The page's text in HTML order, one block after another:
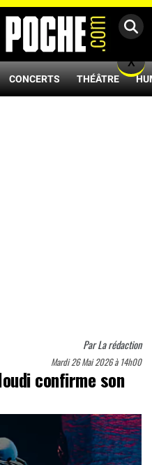
CONCERTS THÉÂTRE
ParLa rédaction
Mardi 26 Mai 2026 à 14h00
confirme son
X